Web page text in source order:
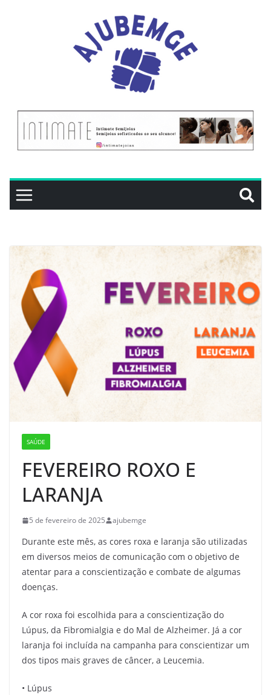
SAÚDE
FEVEREIRO ROXO E
LARANJA
5 de fevereiro de 2025 ajubemge
Durante este mês, as cores roxa e laranja são utilizadas
em diversos meios de comunicação com o objetivo de
atentar para a conscientização e combate de algumas
doenças.
A cor roxa foi escolhida para a conscientização do
Lúpus, da Fibromialgia e do Mal de Alzheimer. Já a cor
laranja foi incluída na campanha para conscientizar um
dos tipos mais graves de câncer, a Leucemia.
• Lúpus